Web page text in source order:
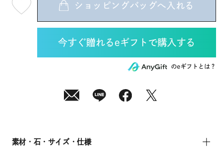
08
月
in)
ショッピングバッグへ入れる
のeギフトとは？
素材・石・サイズ・仕様